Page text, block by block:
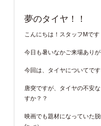
夢のタイヤ！！
こんにちは！スタッフMです
今日も暑いなかご来場あり
今回は、タイヤについてです
唐突ですが、タイヤの不安
すか？？
映画でも題材になっていた